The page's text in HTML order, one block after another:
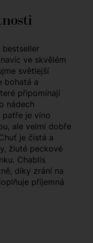
ve skvělém
světlejší
bohatá a
připomínají
nádech
je víno
ale velmi dobře
je čistá a
žluté peckové
Chablis
díky zrání na
příjemná